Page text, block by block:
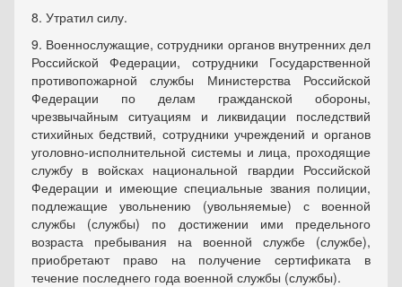
8. Утратил силу.
9. Военнослужащие, сотрудники органов внутренних дел
Российской Федерации, сотрудники Государственной
противопожарной службы Министерства Российской
Федерации по делам гражданской обороны,
чрезвычайным ситуациям и ликвидации последствий
стихийных бедствий, сотрудники учреждений и органов
уголовно-исполнительной системы и лица, проходящие
службу в войсках национальной гвардии Российской
Федерации и имеющие специальные звания полиции,
подлежащие увольнению (увольняемые) с военной
службы (службы) по достижении ими предельного
возраста пребывания на военной службе (службе),
приобретают право на получение сертификата в
течение последнего года военной службы (службы).